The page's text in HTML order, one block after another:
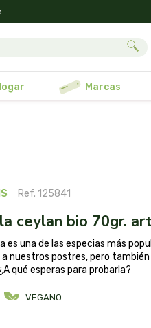
hogar marcas
Ref. 125841
ceylan bio 70gr.
es una de las especias más
nuestros postres, pero
qué esperas para probarla?
VEGANO